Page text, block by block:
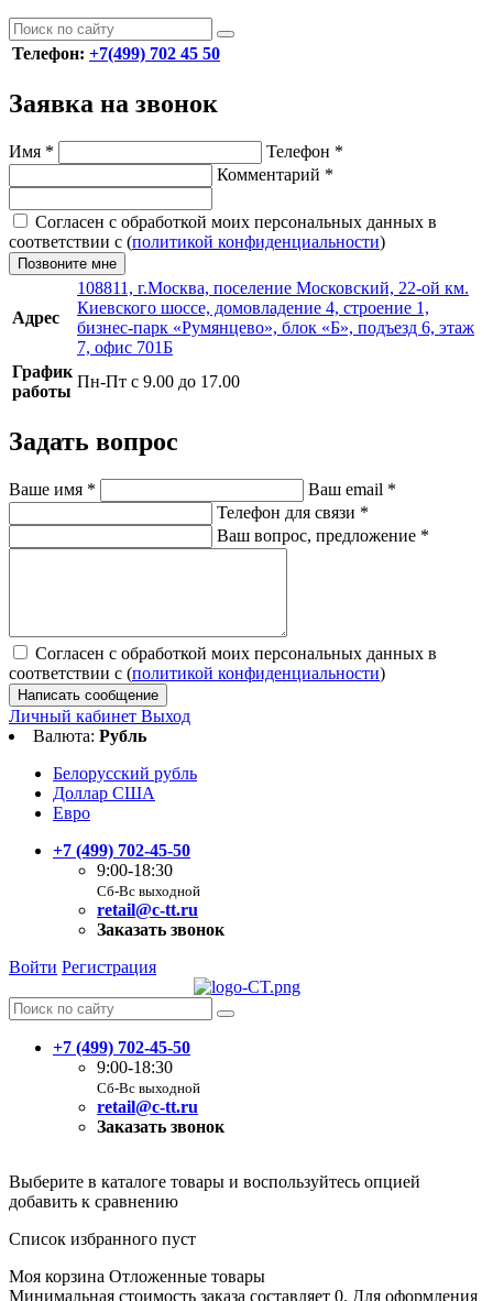
Телефон: +7(499) 702 45 50
Заявка на звонок
Имя * Телефон *
Комментарий *
Согласен с обработкой моих персональных данных в
соответствии с (политикой конфиденциальности)
Позвоните мне
Адрес
108811, г.Москва, поселение Московский, 22-ой км.
Киевского шоссе, домовладение 4, строение 1,
бизнес-парк «Румянцево», блок «Б», подъезд 6, этаж
7, офис 701Б
График
работы
Пн-Пт с 9.00 до 17.00
Задать вопрос
Ваше имя * Ваш email *
Телефон для связи *
Ваш вопрос, предложение *
Согласен с обработкой моих персональных данных в
соответствии с (политикой конфиденциальности)
Написать сообщение
Личный кабинет Выход
Валюта: Рубль
Белорусский рубль
Доллар США
Евро
+7 (499) 702-45-50
9:00-18:30
Сб-Вс выходной
retail@c-tt.ru
Заказать звонок
Войти Регистрация
+7 (499) 702-45-50
9:00-18:30
Сб-Вс выходной
retail@c-tt.ru
Заказать звонок
Выберите в каталоге товары и воспользуйтесь опцией
добавить к сравнению
Список избранного пуст
Моя корзина Отложенные товары
Минимальная стоимость заказа составляет 0. Для оформления